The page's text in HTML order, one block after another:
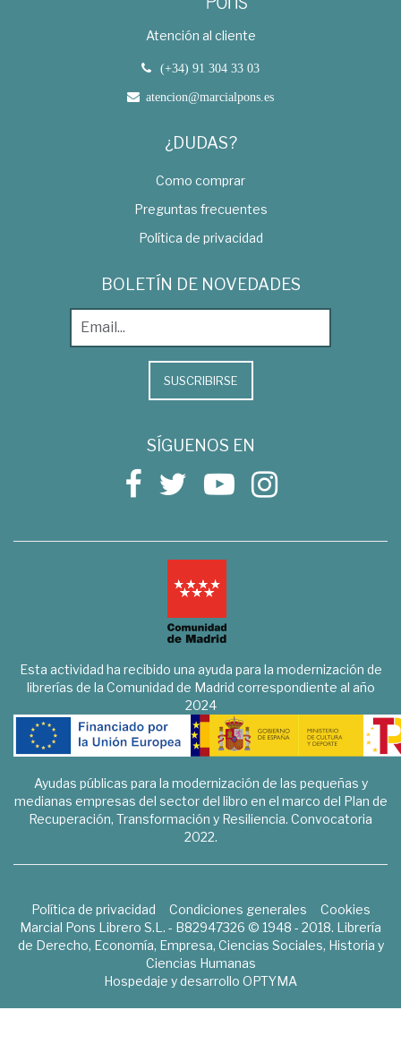
Atención al cliente
(+34) 91 304 33 03
atencion@marcialpons.es
¿DUDAS?
Como comprar
Preguntas frecuentes
Política de privacidad
BOLETÍN DE NOVEDADES
SUSCRIBIRSE
SÍGUENOS EN
Esta actividad ha recibido una ayuda para la modernización de
librerías de la Comunidad de Madrid correspondiente al año
2024
Ayudas públicas para la modernización de las pequeñas y
medianas empresas del sector del libro en el marco del Plan de
Recuperación, Transformación y Resiliencia. Convocatoria
2022.
Política de privacidad Condiciones generales
Cookies
Marcial Pons Librero S.L. - B82947326 © 1948 - 2018. Librería
de Derecho, Economía, Empresa, Ciencias Sociales, Historia y
Ciencias Humanas
Hospedaje y desarrollo OPTYMA